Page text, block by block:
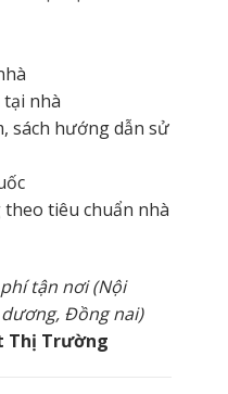
nhà
sách hướng dẫn sử
tiêu chuẩn nhà
tận nơi (Nội
Đồng nai)
Thị Trường